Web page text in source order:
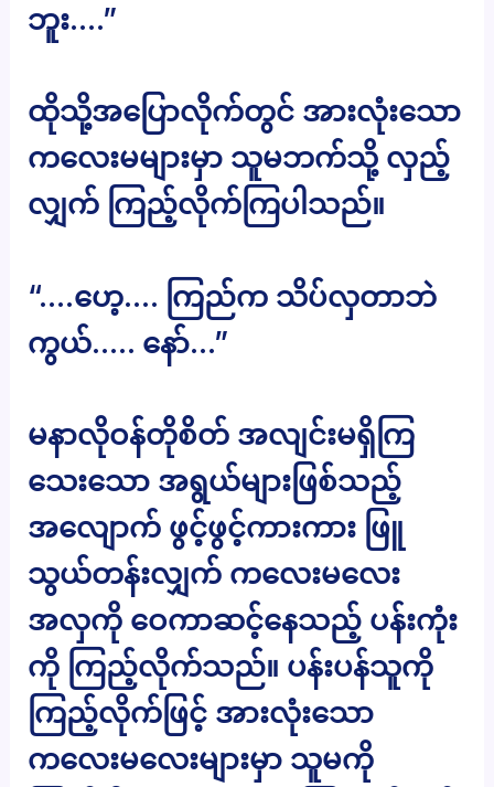
ဘူး….”
ထိုသို့အပြောလိုက်တွင် အားလုံးသော
ကလေးမများမှာ သူမဘက်သို့ လှည့်
လျှက် ကြည့်လိုက်ကြပါသည်။
“….ဟေ့…. ကြည်က သိပ်လှတာဘဲ
ကွယ်….. နော်…”
မနာလိုဝန်တိုစိတ် အလျင်းမရှိကြ
သေးသော အရွယ်များဖြစ်သည့်
အလျောက် ဖွင့်ဖွင့်ကားကား ဖြူ
သွယ်တန်းလျှက် ကလေးမလေး
အလှကို ဝေကာဆင့်နေသည့် ပန်းကုံး
ကို ကြည့်လိုက်သည်။ ပန်းပန်သူကို
ကြည့်လိုက်ဖြင့် အားလုံးသော
ကလေးမလေးများမှာ သူမကို